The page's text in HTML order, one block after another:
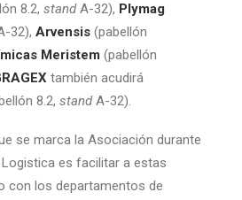
8.2, standA-32), Plymag
32), Arvensis (pabellón
Meristem (pabellón
también acudirá
8.2, standA-32).
se marca la Asociación durante
es facilitar a estas
con los departamentos de